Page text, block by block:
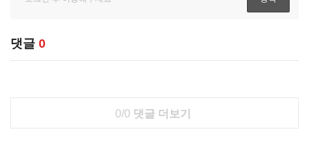
댓글 0
0/0 댓글 더보기